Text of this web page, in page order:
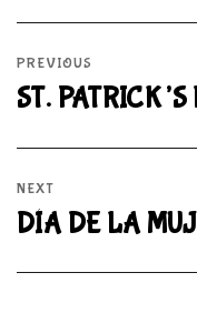
PREVIOUS
ST.
NEXT
DÍA DE LA